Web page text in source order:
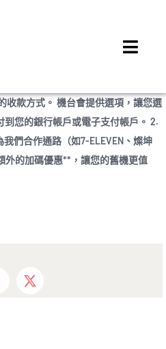
收款方式。 機台會提供選項，讓您選
您的銀行帳戶或電子支付帳戶。 2.
們合作通路（如7-ELEVEN、燦坤
外的加碼優惠**，讓您的舊機更值
X